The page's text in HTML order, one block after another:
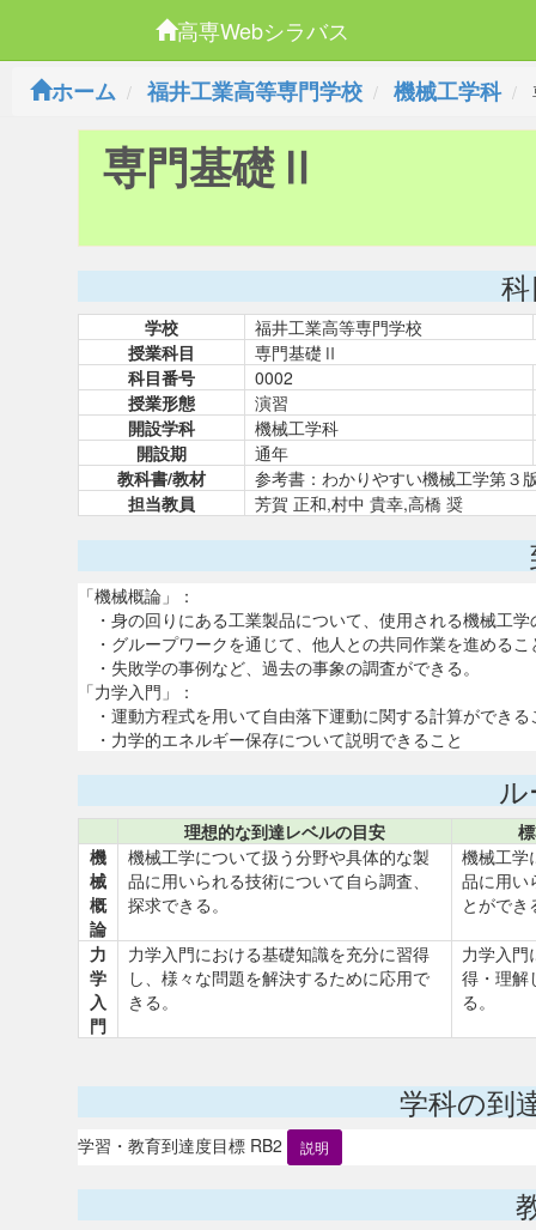
高専Webシラバス
ホーム
福井工業高等専門学校 機械工学科
専門基礎Ⅱ
学校
福井工業高等専門学校
授業科目
専門基礎Ⅱ
科目番号
0002
授業形態
演習
開設学科
機械工学科
開設期
通年
教科書/教材
参考書：わかりやすい機械工学第３
担当教員
芳賀 正和,村中 貴幸,高橋 奨
「機械概論」：
・身の回りにある工業製品について、使用される機械工
・グループワークを通じて、他人との共同作業を進めるこ
・失敗学の事例など、過去の事象の調査ができる。
「力学入門」：
・運動方程式を用いて自由落下運動に関する計算ができる
・力学的エネルギー保存について説明できること
理想的な到達レベルの目安
機
械
概
論
機械工学について扱う分野や具体的な製
品に用いられる技術について自ら調査、
探求できる。
機械工学
品に用い
とができ
力
学
入
門
力学入門における基礎知識を充分に習得
し、様々な問題を解決するために応用で
きる。
力学入門
得・理解
る。
学科の到
学習・教育到達度目標 RB2 説明